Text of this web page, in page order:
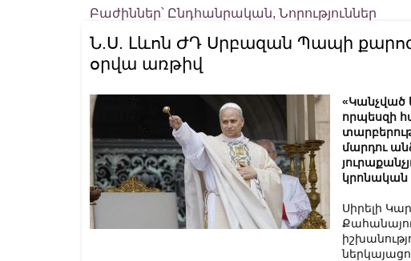
Բաժիններ՝ Ընդհանրական, Նորություններ
Ն.Ս. Լևոն ԺԴ Սրբազան Պապի
օրվա առթիվ
«Կանչված
որպեսզի
մարդու
կրոնական
Սիրելի